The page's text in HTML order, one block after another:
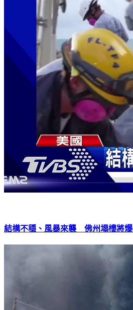
結構不穩、風暴來襲 佛州塌樓將